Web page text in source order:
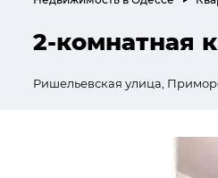
2-комнатная
Ришельевская улица,